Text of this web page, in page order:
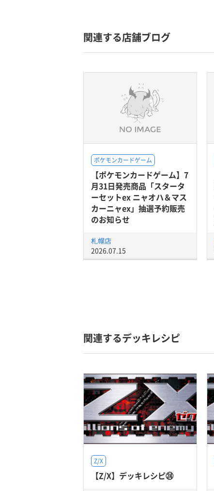
関連する店舗ブログ
ポケモンカードゲーム
【ポケモンカードゲーム】7
月31日発売商品「スタータ
ーセットex ニャオハ＆マス
カーニャex」抽選予約販売
のお知らせ
札幌店
2026.07.15
関連するデッキレシピ
Z/X
【Z/X】デッキレシピ㉔